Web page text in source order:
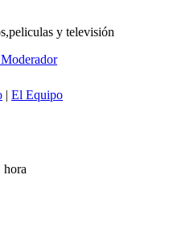
y televisión
| El Equipo
hora